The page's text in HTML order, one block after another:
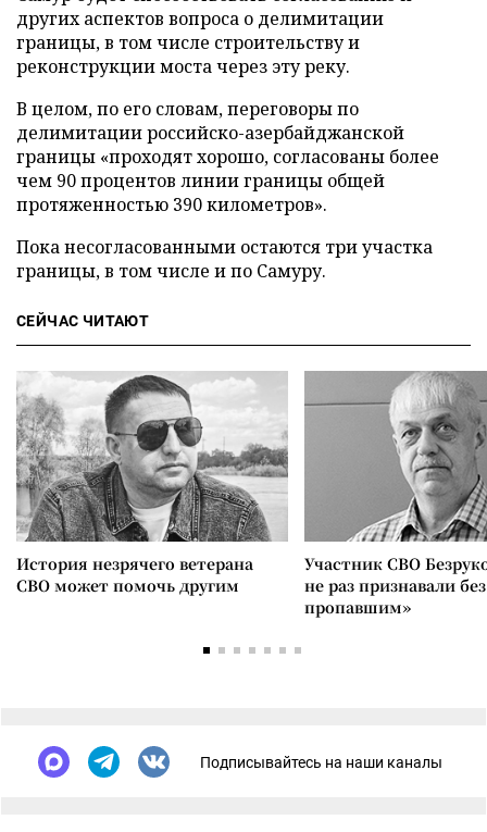
других аспектов вопроса о делимитации
границы, в том числе строительству и
реконструкции моста через эту реку.
В целом, по его словам, переговоры по
делимитации российско-азербайджанской
границы «проходят хорошо, согласованы более
чем 90 процентов линии границы общей
протяженностью 390 километров».
Пока несогласованными остаются три участка
границы, в том числе и по Самуру.
СЕЙЧАС ЧИТАЮТ
История незрячего ветерана
СВО может помочь другим
Участник СВО
не раз признавали
пропавшим»
Подписывайтесь на наши каналы